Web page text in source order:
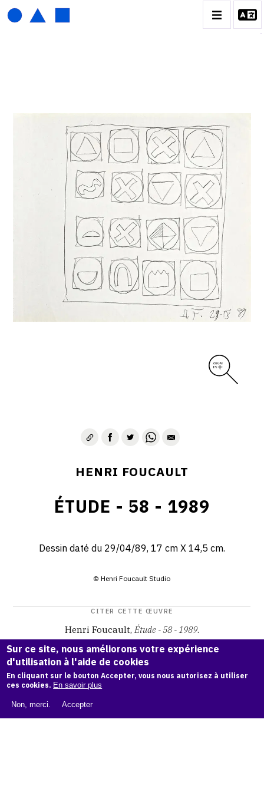
BIOGRAPHIE
CATALOGUE DES OEUVRES
01_SCULPTURE
02_PHOTOGRAPHIQUE
03_COLLAGES
04_DESSINS
05_MONOTYPE
06_ARCHIVES
CONTACT
HENRI FOUCAULT
ÉTUDE - 58 - 1989
Dessin daté du 29/04/89, 17 cm X 14,5 cm.
© Henri Foucault Studio
CITER CETTE ŒUVRE
Henri Foucault, Étude - 58 - 1989.
Catalogue raisonné Henri Foucault
ark:38997/o172
t8
COPIER LA CITATION
Demande d'information
Sur ce site, nous améliorons votre expérience
d'utilisation à l'aide de cookies
En cliquant sur le bouton Accepter, vous nous autorisez à utiliser
ces cookies. En savoir plus
Non, merci. Accepter